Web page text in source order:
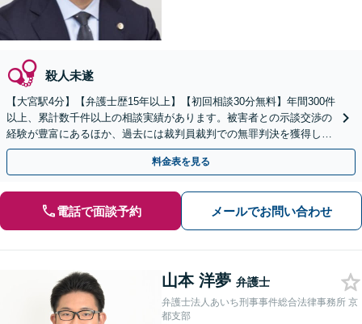
殺人未遂
【大宮駅4分】【弁護士歴15年以上】【初回相談30分無料】年間300件
以上、累計数千件以上の相談実績があります。被害者との示談交渉の
経験が豊富にあるほか、過去には裁判員裁判での無罪判決を獲得した
実績もあります。ぜひお任せください。
料金表を見る
電話で面談予約 メールでお問い合わせ
山本 洋夢 弁護士
弁護士法人あいち刑事事件総合法律事務所 京
都支部